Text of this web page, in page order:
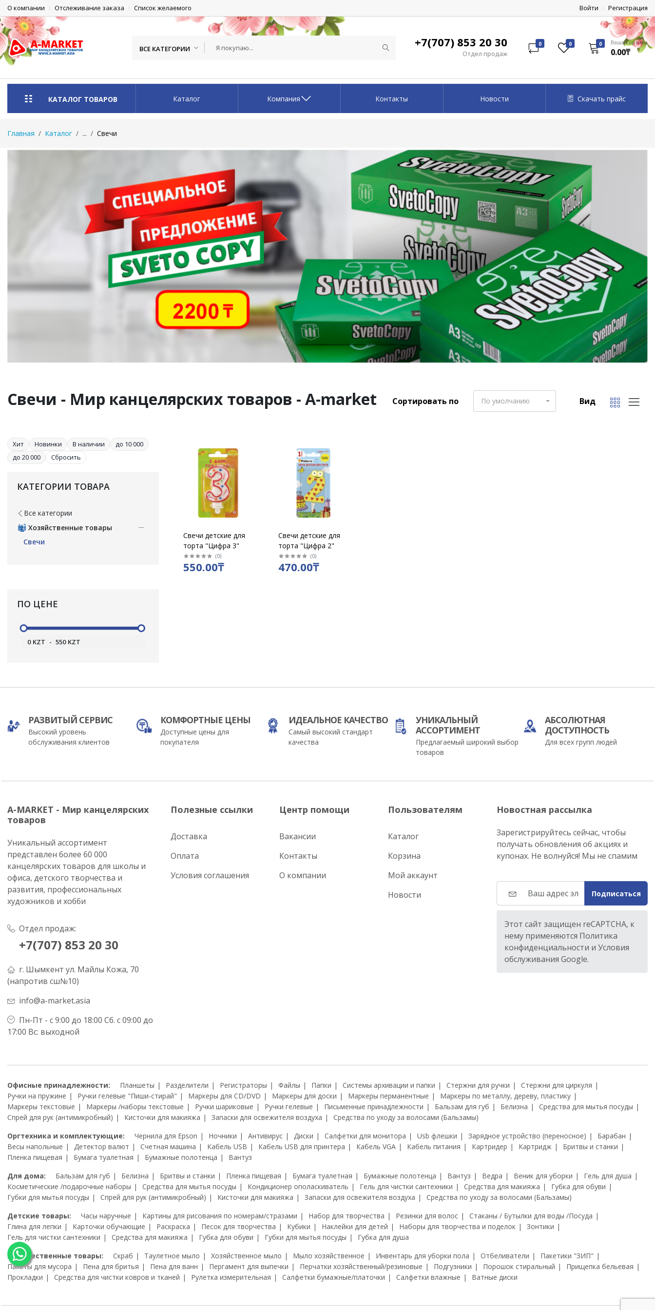
О компании Отслеживание заказа Список желаемого Войти Регистрация
ВСЕ КАТЕГОРИИ +7(707) 853 20 30
Отдел продаж
0 0 0 Ваша корзина
0.00₸
КАТАЛОГ ТОВАРОВ Каталог Компания Контакты Новости Скачать прайс
Главная Каталог ... Свечи
Свечи - Мир канцелярских товаров - A-market Сортировать по По умолчанию Вид
Хит Новинки В наличии
до 10 000
до 20 000
Сбросить
КАТЕГОРИИ ТОВАРА
Все категории
Хозяйственные товары
Свечи
ПО ЦЕНЕ
0 KZT - 550 KZT
Свечи детские для
торта "Цифра 3"
(0)
550.00₸
Свечи детские для
торта "Цифра 2"
(0)
470.00₸
РАЗВИТЫЙ СЕРВИС
Высокий уровень
обслуживания клиентов
КОМФОРТНЫЕ ЦЕНЫ
Доступные цены для
покупателя
ИДЕАЛЬНОЕ КАЧЕСТВО
Самый высокий стандарт
качества
УНИКАЛЬНЫЙ
АССОРТИМЕНТ
Предлагаемый широкий выбор
товаров
АБСОЛЮТНАЯ
ДОСТУПНОСТЬ
Для всех групп людей
A-MARKET - Мир канцелярских
товаров
Уникальный ассортимент
представлен более 60 000
канцелярских товаров для школы и
офиса, детского творчества и
развития, профессиональных
художников и хобби
Отдел продаж:
+7(707) 853 20 30
г. Шымкент ул. Майлы Кожа, 70
(напротив сш№10)
info@a-market.asia
Пн-Пт - с 9:00 до 18:00 Сб. с 09:00 до
17:00 Вс: выходной
Полезные ссылки
Доставка
Оплата
Условия соглашения
Центр помощи
Вакансии
Контакты
О компании
Пользователям
Каталог
Корзина
Мой аккаунт
Новости
Новостная рассылка
Зарегистрируйтесь сейчас, чтобы
получать обновления об акциях и
купонах. Не волнуйся! Мы не спамим
Подписаться
Этот сайт защищен reCAPTCHA, к
нему применяются Политика
конфиденциальности и Условия
обслуживания Google.
Офисные принадлежности: Планшеты Разделители Регистраторы Файлы Папки Системы архивации и папки Стержни для ручки
Стержни для циркуля
Ручки на пружине
Ручки гелевые "Пиши-стирай" Маркеры для CD/DVD Маркеры для доски Маркеры перманентные
Маркеры по металлу, дереву, пластику
Маркеры текстовые
Маркеры /наборы текстовые Ручки шариковые Ручки гелевые Письменные принадлежности Бальзам для губ Белизна
Средства для мытья посуды
Спрей для рук (антимикробный)
Кисточки для макияжа Запаски для освежителя воздуха
Средства по уходу за волосами (Бальзамы)
Оргтехника и комплектующие:
Чернила для Epson Ночники Антивирус Диски Салфетки для монитора Usb флешки Зарядное устройство (переносное)
Барабан
Весы напольные
Детектор валют Счетная машина Кабель USB Кабель USB для принтера Кабель VGA Кабель питания Картридер Картридж
Бритвы и станки
Пленка пищевая
Бумага туалетная Бумажные полотенца
Вантуз
Для дома:
Бальзам для губ Белизна Бритвы и станки Пленка пищевая Бумага туалетная Бумажные полотенца Вантуз Ведра Веник для уборки
Гель для душа
Косметические /подарочные наборы
Средства для мытья посуды Кондиционер ополаскиватель Гель для чистки сантехники Средства для макияжа
Губка для обуви
Губки для мытья посуды
Спрей для рук (антимикробный) Кисточки для макияжа Запаски для освежителя воздуха
Средства по уходу за волосами (Бальзамы)
Детские товары:
Часы наручные Картины для рисования по номерам/стразами Набор для творчества Резинки для волос
Стаканы / Бутылки для воды /Посуда
Глина для лепки
Карточки обучающие Раскраска Песок для творчества Кубики Наклейки для детей Наборы для творчества и поделок
Зонтики
Гель для чистки сантехники
Средства для макияжа Губка для обуви Губки для мытья посуды
Губка для душа
Художественные товары:
Скраб Таулетное мыло Хозяйственное мыло Мыло хозяйственное Инвентарь для уборки пола Отбеливатели
Пакетики "ЗИП"
Пакеты для мусора
Пена для бритья Пена для ванн Пергамент для выпечки Перчатки хозяйственный/резиновые Подгузники Порошок стиральный
Прищепка бельевая
Прокладки
Средства для чистки ковров и тканей Рулетка измерительная Салфетки бумажные/платочки Салфетки влажные Ватные диски